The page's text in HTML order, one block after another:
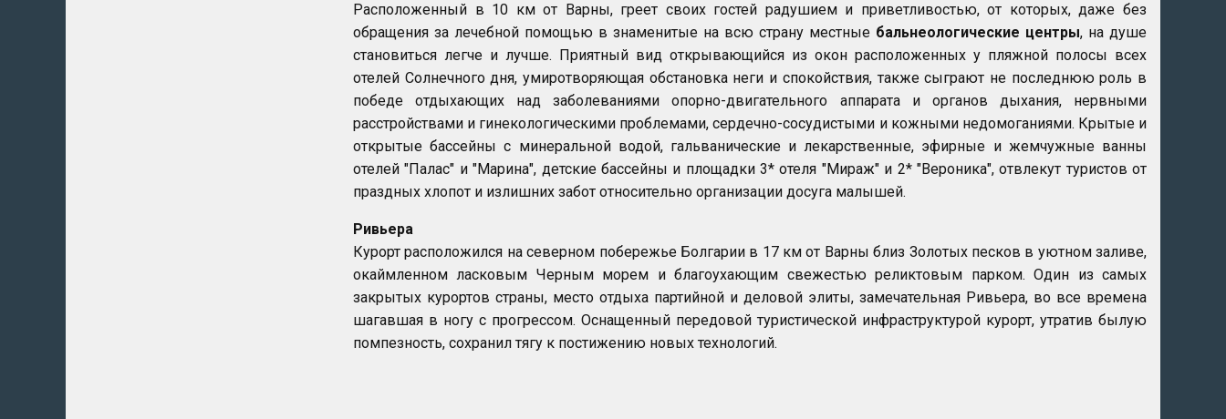
Расположенный в 10 км от Варны, греет своих гостей радушием и приветливостью, от которых, даже без
обращения за лечебной помощью в знаменитые на всю страну местные бальнеологические центры, на душе
становиться легче и лучше. Приятный вид открывающийся из окон расположенных у пляжной полосы всех
отелей Солнечного дня, умиротворяющая обстановка неги и спокойствия, также сыграют не последнюю роль в
победе отдыхающих над заболеваниями опорно-двигательного аппарата и органов дыхания, нервными
расстройствами и гинекологическими проблемами, сердечно-сосудистыми и кожными недомоганиями. Крытые и
открытые бассейны с минеральной водой, гальванические и лекарственные, эфирные и жемчужные ванны
отелей "Палас" и "Марина", детские бассейны и площадки 3* отеля "Мираж" и 2* "Вероника", отвлекут туристов от
праздных хлопот и излишних забот относительно организации досуга малышей.
Ривьера
Курорт расположился на северном побережье Болгарии в 17 км от Варны близ Золотых песков в уютном заливе,
окаймленном ласковым Черным морем и благоухающим свежестью реликтовым парком. Один из самых
закрытых курортов страны, место отдыха партийной и деловой элиты, замечательная Ривьера, во все времена
шагавшая в ногу с прогрессом. Оснащенный передовой туристической инфраструктурой курорт, утратив былую
помпезность, сохранил тягу к постижению новых технологий.